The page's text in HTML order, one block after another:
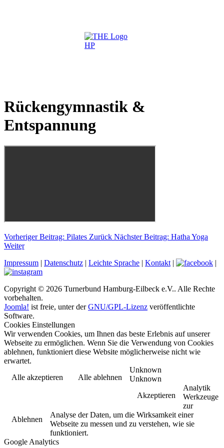
Rückengymnastik &
Entspannung
Durch Klicken auf diesen iFrame werden die Cookies hinterlegt
Vorheriger Beitrag: Pilates Zurück Nächster Beitrag: Hatha Yoga
Weiter
Impressum | Datenschutz | Leichte Sprache | Kontakt | |
Copyright © 2026 Turnerbund Hamburg-Eilbeck e.V.. Alle Rechte
vorbehalten.
Joomla! ist freie, unter derGNU/GPL-Lizenz veröffentlichte
Software.
Cookies Einstellungen
Wir verwenden Cookies, um Ihnen das beste Erlebnis auf unserer
Webseite zu ermöglichen. Wenn Sie die Verwendung von Cookies
ablehnen, funktioniert diese Website möglicherweise nicht wie
erwartet.
Alle akzeptieren
Alle ablehnen
Unknown
Unknown
Akzeptieren
Ablehnen
Analytik
Werkzeuge
zur
Analyse der Daten, um die Wirksamkeit einer
Webseite zu messen und zu verstehen, wie sie
funktioniert.
Google Analytics